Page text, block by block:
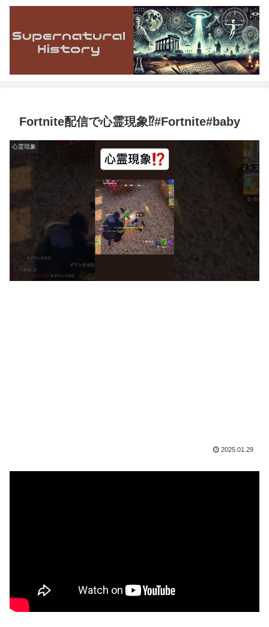
Fortnite配信で心霊現象⁉️#Fortnite#baby
心霊現象
2025.01.29